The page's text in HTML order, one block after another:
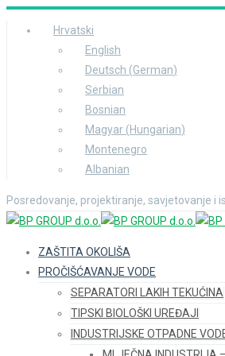
Hrvatski
English
Deutsch (German)
Serbian
Bosnian
Magyar (Hungarian)
Montenegro
Albanian
Posredovanje, projektiranje, savjetovanje i
ZAŠTITA OKOLIŠA
PROČIŠĆAVANJE VODE
SEPARATORI LAKIH TEKUĆINA
TIPSKI BIOLOŠKI UREĐAJI
INDUSTRIJSKE OTPADNE